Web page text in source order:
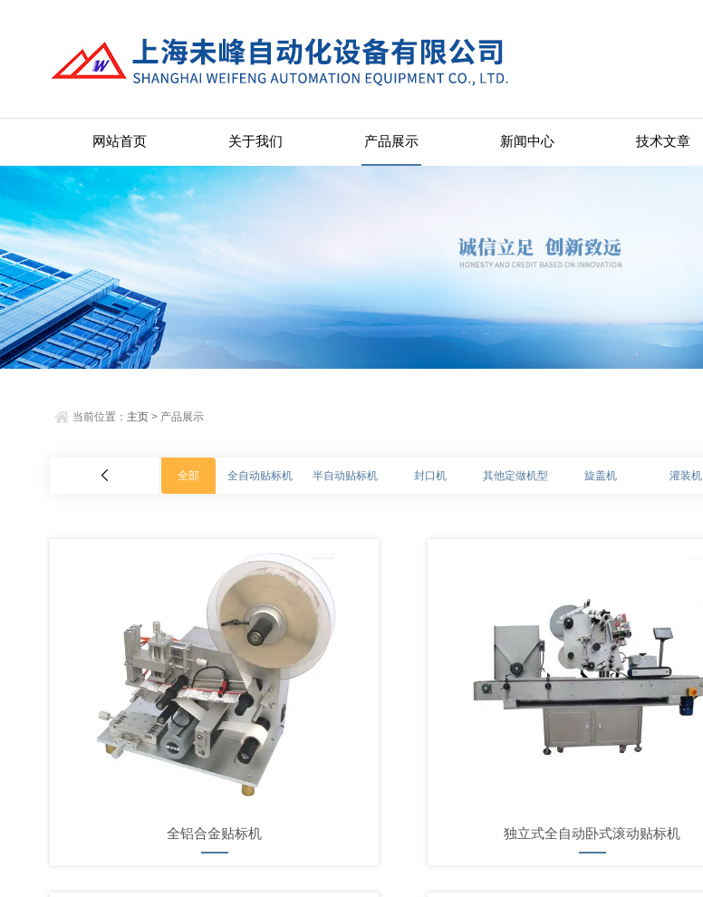
网站首页 关于我们 产品展示 新闻中心 技术文章
当前位置： 主页 > 产品展示
全部 全自动贴标机 半自动贴标机 封口机 其他定做机型 旋盖机 灌装机
全铝合金贴标机 独立式全自动卧式滚动贴标机